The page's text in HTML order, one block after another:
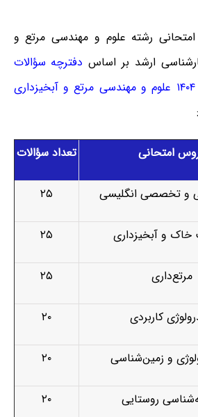
رشته علوم و مهندسی مرتع و
ارشد بر اساس دفترچه سؤالات
امتحانی تعداد سؤالات
و تخصصی انگلیسی ۲۵
و آبخیزداری ۲۵
مرتع‌داری ۲۵
کاربردی ۲۰
و زمین‌شناسی ۲۰
روستایی ۲۰